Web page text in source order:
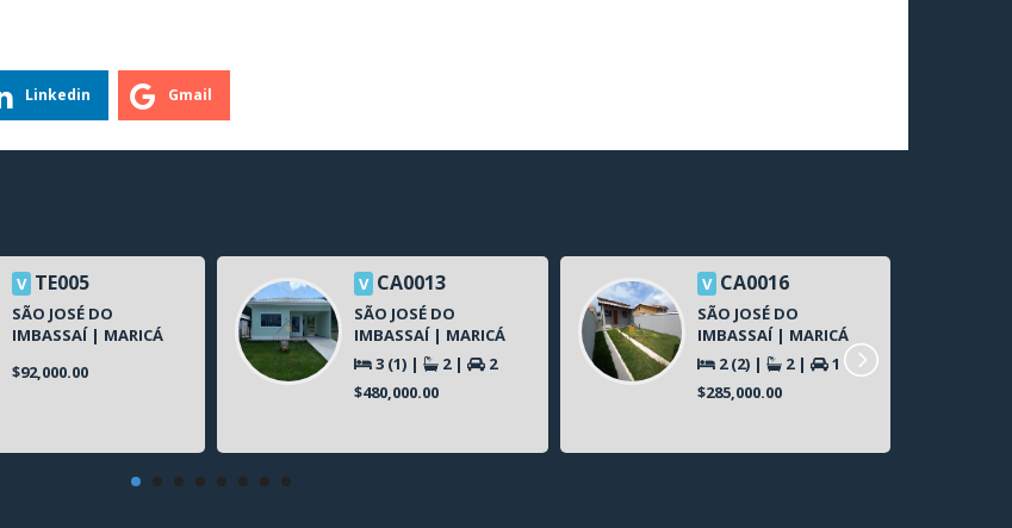
Linkedin Gmail
V TE005
SÃO JOSÉ DO
IMBASSAÍ | MARICÁ
$92,000.00
V CA0013
SÃO JOSÉ DO
IMBASSAÍ | MARICÁ
3 (1) | 2 |
2
$480,000.00
V CA0016
SÃO JOSÉ DO
IMBASSAÍ | MARICÁ
2 (2) | 2 |
1
$285,000.00